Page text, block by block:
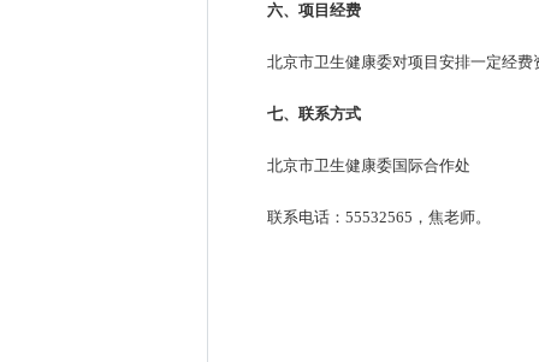
六、项目经费
北京市卫生健康委对项目安排一定经费
七、联系方式
北京市卫生健康委国际合作处
联系电话：55532565，焦老师。